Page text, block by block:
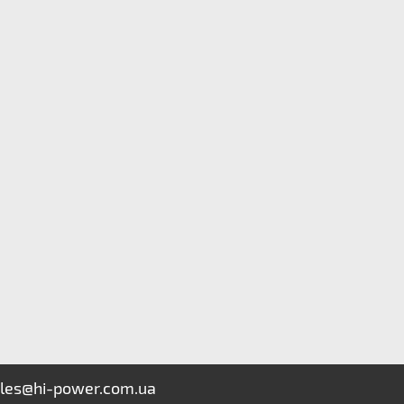
power.com.ua